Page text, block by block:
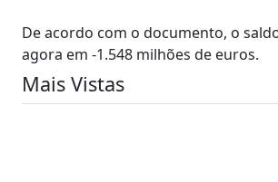
De acordo com o documento, o
agora em -1.548 milhões de euros.
Mais Vistas